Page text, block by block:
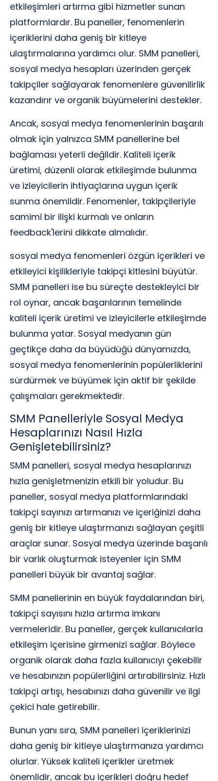
etkileşimleri artırma gibi hizmetler sunan
platformlardır. Bu paneller, fenomenlerin
içeriklerini daha geniş bir kitleye
ulaştırmalarına yardımcı olur. SMM panelleri,
sosyal medya hesapları üzerinden gerçek
takipçiler sağlayarak fenomenlere güvenilirlik
kazandırır ve organik büyümelerini destekler.
Ancak, sosyal medya fenomenlerinin başarılı
olmak için yalnızca SMM panellerine bel
bağlaması yeterli değildir. Kaliteli içerik
üretimi, düzenli olarak etkileşimde bulunma
ve izleyicilerin ihtiyaçlarına uygun içerik
sunma önemlidir. Fenomenler, takipçileriyle
samimi bir ilişki kurmalı ve onların
feedback'lerini dikkate almalıdır.
sosyal medya fenomenleri özgün içerikleri ve
etkileyici kişilikleriyle takipçi kitlesini büyütür.
SMM panelleri ise bu süreçte destekleyici bir
rol oynar, ancak başarılarının temelinde
kaliteli içerik üretimi ve izleyicilerle etkileşimde
bulunma yatar. Sosyal medyanın gün
geçtikçe daha da büyüdüğü dünyamızda,
sosyal medya fenomenlerinin popülerliklerini
sürdürmek ve büyümek için aktif bir şekilde
çalışmaları gerekmektedir.
SMM Panelleriyle Sosyal Medya
Hesaplarınızı Nasıl Hızla
Genişletebilirsiniz?
SMM panelleri, sosyal medya hesaplarınızı
hızla genişletmenizin etkili bir yoludur. Bu
paneller, sosyal medya platformlarındaki
takipçi sayınızı artırmanızı ve içeriğinizi daha
geniş bir kitleye ulaştırmanızı sağlayan çeşitli
araçlar sunar. Sosyal medya üzerinde başarılı
bir varlık oluşturmak isteyenler için SMM
panelleri büyük bir avantaj sağlar.
SMM panellerinin en büyük faydalarından biri,
takipçi sayısını hızla artırma imkanı
vermeleridir. Bu paneller, gerçek kullanıcılarla
etkileşim içerisine girmenizi sağlar. Böylece
organik olarak daha fazla kullanıcıyı çekebilir
ve hesabınızın popülerliğini artırabilirsiniz. Hızlı
takipçi artışı, hesabınızı daha güvenilir ve ilgi
çekici hale getirebilir.
Bunun yanı sıra, SMM panelleri içeriklerinizi
daha geniş bir kitleye ulaştırmanıza yardımcı
olurlar. Yüksek kaliteli içerikler üretmek
önemlidir, ancak bu içerikleri doğru hedef